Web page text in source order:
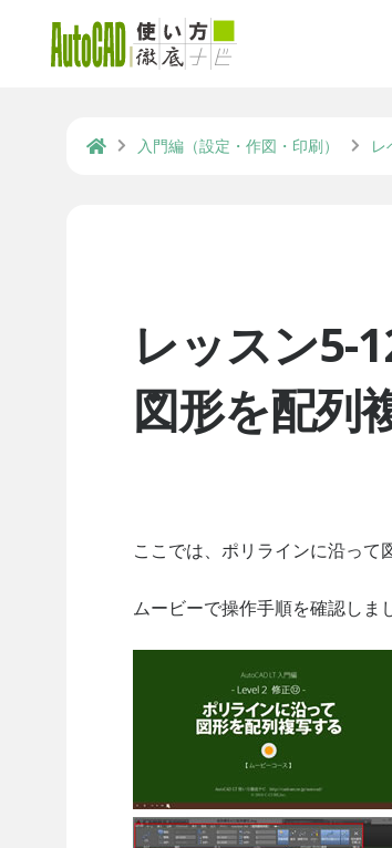
入門編（設定・作図・印刷）
レッスン5-
図形を配列
ここでは、ポリラインに沿って
ムービーで操作手順を確認しま